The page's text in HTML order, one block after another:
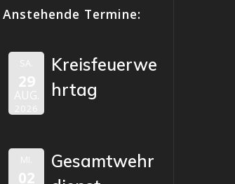
Anstehende Termine:
SA.
29
AUG.
2026
Kreisfeuerwe
hrtag
MI.
02
Gesamtwehr